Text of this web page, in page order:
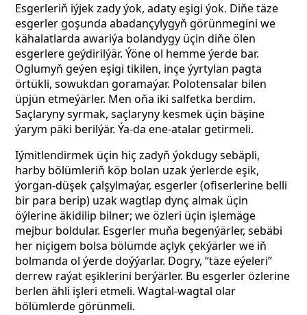
Esgerleriň iýjek zady ýok, adaty eşigi ýok. Diňe täze
esgerler goşunda abadançylygyň görünmegini we
kähalatlarda awariýa bolandygy üçin diňe ölen
esgerlere geýdirilýär. Ýöne ol hemme ýerde bar.
Oglumyň geýen eşigi tikilen, inçe ýyrtylan pagta
örtükli, sowukdan goramaýar. Polotensalar bilen
üpjün etmeýärler. Men oňa iki salfetka berdim.
Saçlaryny syrmak, saçlaryny kesmek üçin bäşine
ýarym päki berilýär. Ýa-da ene-atalar getirmeli.
Iýmitlendirmek üçin hiç zadyň ýokdugy sebäpli,
harby bölümleriň köp bolan uzak ýerlerde eşik,
ýorgan-düşek çalşylmaýar, esgerler (ofiserlerine belli
bir para berip) uzak wagtlap dynç almak üçin
öýlerine äkidilip bilner; we özleri üçin işlemäge
mejbur boldular. Esgerler muňa begenýärler, sebäbi
her niçigem bolsa bölümde açlyk çekýärler we iň
bolmanda ol ýerde doýýarlar. Dogry, “täze eýeleri”
derrew raýat eşiklerini berýärler. Bu esgerler özlerine
berlen ähli işleri etmeli. Wagtal-wagtal olar
bölümlerde görünmeli.